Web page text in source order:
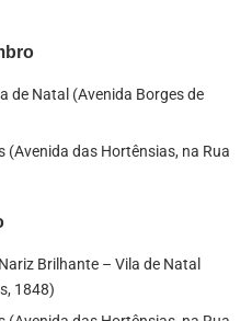
de Natal (Avenida Borges de
(Avenida das Hortênsias, na Rua
Brilhante – Vila de Natal
1848)